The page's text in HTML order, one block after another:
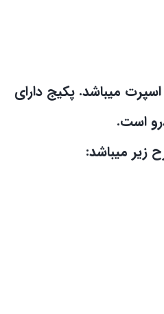
میباشد. پکیج دارای
زیر میباشد: